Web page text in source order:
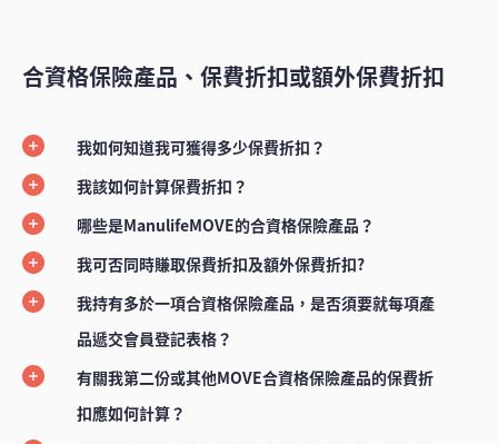
合資格保險產品、保費折扣或額外保費折扣
我如何知道我可獲得多少保費折扣？
我該如何計算保費折扣？
哪些是ManulifeMOVE的合資格保險產品？
我可否同時賺取保費折扣及額外保費折扣?
我持有多於一項合資格保險產品，是否須要就每項產
品遞交會員登記表格？
有關我第二份或其他MOVE合資格保險產品的保費折
扣應如何計算？